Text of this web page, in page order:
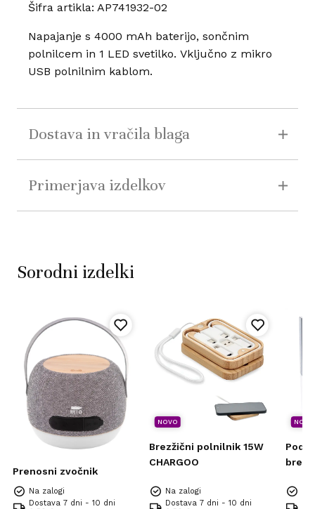
Šifra artikla: AP741932-02
Napajanje s 4000 mAh baterijo, sončnim
polnilcem in 1 LED svetilko. Vključno z mikro
USB polnilnim kablom.
Dostava in vračila blaga
Primerjava izdelkov
Sorodni izdelki
Prenosni zvočnik
Na zalogi
Dostava 7 dni - 10 dni
NOVO
Brezžični polnilnik 15W
CHARGOO
Na zalogi
Dostava 7 dni - 10 dni
NOVO